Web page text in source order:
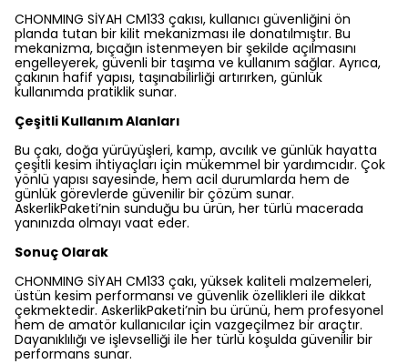
CHONMING SİYAH CM133 çakısı, kullanıcı güvenliğini ön
planda tutan bir kilit mekanizması ile donatılmıştır. Bu
mekanizma, bıçağın istenmeyen bir şekilde açılmasını
engelleyerek, güvenli bir taşıma ve kullanım sağlar. Ayrıca,
çakının hafif yapısı, taşınabilirliği artırırken, günlük
kullanımda pratiklik sunar.
Çeşitli Kullanım Alanları
Bu çakı, doğa yürüyüşleri, kamp, avcılık ve günlük hayatta
çeşitli kesim ihtiyaçları için mükemmel bir yardımcıdır. Çok
yönlü yapısı sayesinde, hem acil durumlarda hem de
günlük görevlerde güvenilir bir çözüm sunar.
AskerlikPaketi’nin sunduğu bu ürün, her türlü macerada
yanınızda olmayı vaat eder.
Sonuç Olarak
CHONMING SİYAH CM133 çakı, yüksek kaliteli malzemeleri,
üstün kesim performansı ve güvenlik özellikleri ile dikkat
çekmektedir. AskerlikPaketi’nin bu ürünü, hem profesyonel
hem de amatör kullanıcılar için vazgeçilmez bir araçtır.
Dayanıklılığı ve işlevselliği ile her türlü koşulda güvenilir bir
performans sunar.